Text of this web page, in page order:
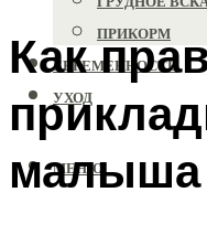
ПРИКОРМ
БЕРЕМЕННОСТЬ
УХОД
МЕНЮ
Как
малыша